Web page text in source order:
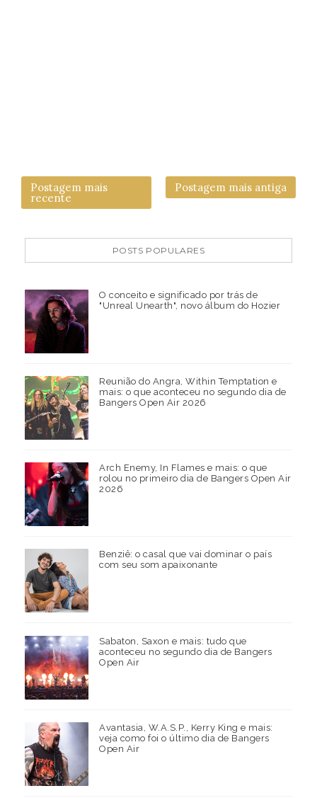
Postagem mais
recente
Postagem mais antiga
POSTS POPULARES
O conceito e significado por trás de
"Unreal Unearth", novo álbum do Hozier
Reunião do Angra, Within Temptation e
mais: o que aconteceu no segundo dia de
Bangers Open Air 2026
Arch Enemy, In Flames e mais: o que
rolou no primeiro dia de Bangers Open Air
2026
Benziê: o casal que vai dominar o país
com seu som apaixonante
Sabaton, Saxon e mais: tudo que
aconteceu no segundo dia de Bangers
Open Air
Avantasia, W.A.S.P., Kerry King e mais:
veja como foi o último dia de Bangers
Open Air